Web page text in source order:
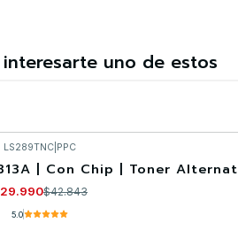
uno de estos
LS289TNC PPC
| Con Chip | Toner
$42.843
5.0